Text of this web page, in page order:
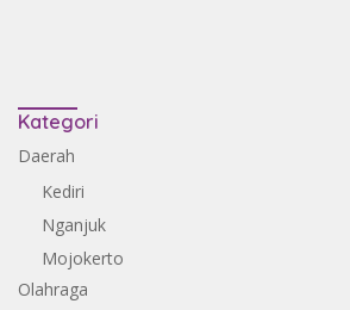
Kategori
Daerah
Kediri
Nganjuk
Mojokerto
Olahraga